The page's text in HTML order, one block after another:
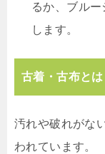
るか、ブル
します。
古着・古布とは
汚れや破れがな
われています。